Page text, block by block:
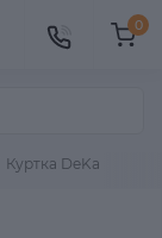
0
Куртка DeKa